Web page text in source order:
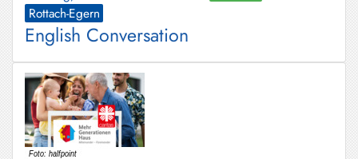
Rottach-Egern
English Conversation